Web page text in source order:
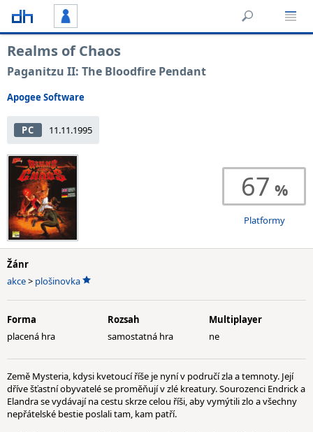
Realms of Chaos
Paganitzu II: The Bloodfire Pendant
Apogee Software
PC 11.11.1995
67
Platformy
Žánr
akce> plošinovka
Forma
placená hra
Rozsah
samostatná hra
Multiplayer
ne
Země Mysteria, kdysi kvetoucí říše je nyní v područí zla a temnoty. Její
dříve šťastní obyvatelé se proměňují v zlé kreatury. Sourozenci Endrick a
Elandra se vydávají na cestu skrze celou říši, aby vymýtili zlo a všechny
nepřátelské bestie poslali tam, kam patří.